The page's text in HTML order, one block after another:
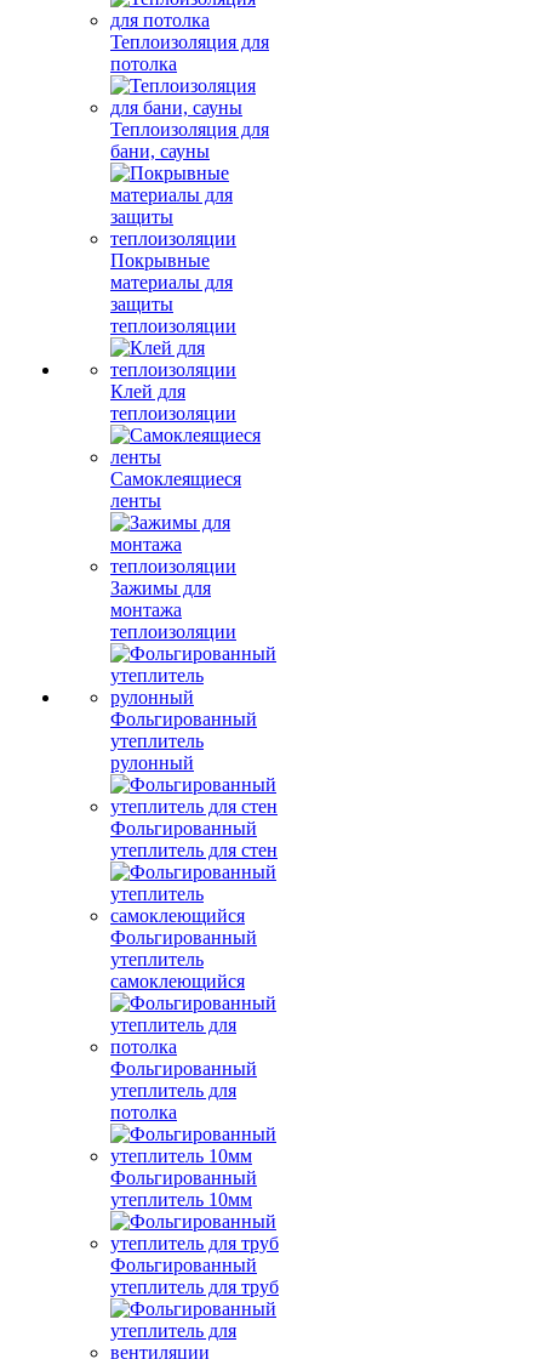
Теплоизоляция для
потолка
Теплоизоляция для
бани, сауны
Покрывные
материалы для
защиты
теплоизоляции
Клей для
теплоизоляции
Самоклеящиеся
ленты
Зажимы для
монтажа
теплоизоляции
Фольгированный
утеплитель
рулонный
Фольгированный
утеплитель для стен
Фольгированный
утеплитель
самоклеющийся
Фольгированный
утеплитель для
потолка
Фольгированный
утеплитель 10мм
Фольгированный
утеплитель для труб